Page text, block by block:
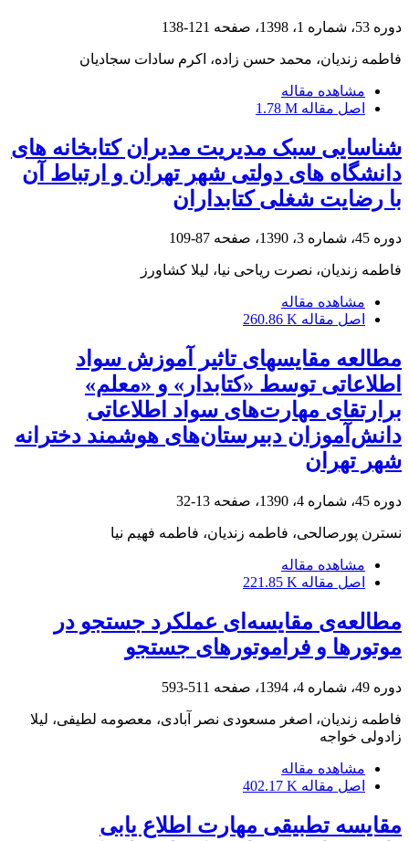
دوره 53، شماره 1، 1398، صفحه 121-138
فاطمه زندیان، محمد حسن زاده، اکرم سادات سجادیان
مشاهده مقاله
اصل مقاله 1.78 M
شناسایی سبک مدیریت مدیران کتابخانه های
دانشگاه های دولتی شهر تهران و ارتباط آن
با رضایت شغلی کتابداران
دوره 45، شماره 3، 1390، صفحه 87-109
فاطمه زندیان، نصرت ریاحی نیا، لیلا کشاورز
مشاهده مقاله
اصل مقاله 260.86 K
مطالعه مقایسه‏ای تاثیر آموزش سواد
اطلاعاتی توسط «کتابدار» و «معلم»
برارتقای مهارت‌های سواد اطلاعاتی
دانش‌آموزان دبیرستان‌های هوشمند دخترانه
شهر تهران
دوره 45، شماره 4، 1390، صفحه 13-32
نسترن پورصالحی، فاطمه زندیان، فاطمه فهیم نیا
مشاهده مقاله
اصل مقاله 221.85 K
مطالعه‌ی مقایسه‌ای عملکرد جستجو در
موتورها و فراموتورهای جستجو
دوره 49، شماره 4، 1394، صفحه 511-593
فاطمه زندیان، اصغر مسعودی نصر آبادی، معصومه لطیفی، لیلا
زادولی خواجه
مشاهده مقاله
اصل مقاله 402.17 K
مقایسه تطبیقی مهارت اطلاع یابی